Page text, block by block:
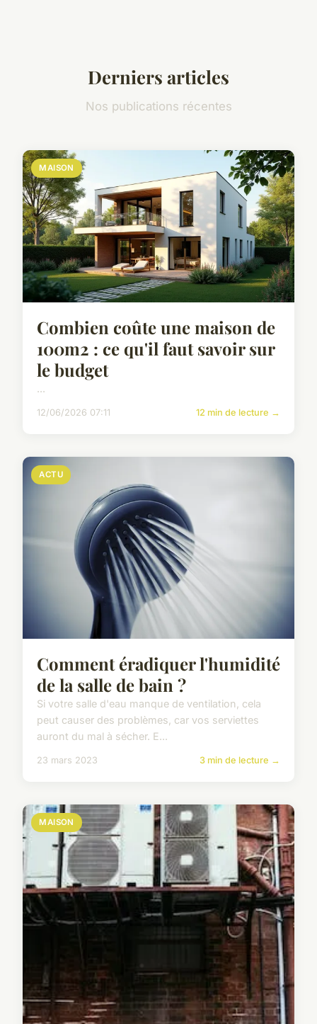
Derniers articles
Nos publications récentes
MAISON
Combien coûte une maison de
100m2 : ce qu'il faut savoir sur
le budget
...
12/06/2026 07:11 12 min de lecture →
ACTU
Comment éradiquer l'humidité
de la salle de bain ?
Si votre salle d'eau manque de ventilation, cela
peut causer des problèmes, car vos serviettes
auront du mal à sécher. E...
23 mars 2023 3 min de lecture →
MAISON